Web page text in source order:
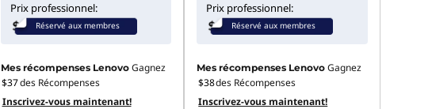
Prix professionnel:
Réservé aux membres
Mes récompenses Lenovo Gagnez
$37des Récompenses
Inscrivez-vous maintenant!
Prix professionnel:
Réservé aux membres
Mes récompenses Lenovo Gagnez
$38des Récompenses
Inscrivez-vous maintenant!